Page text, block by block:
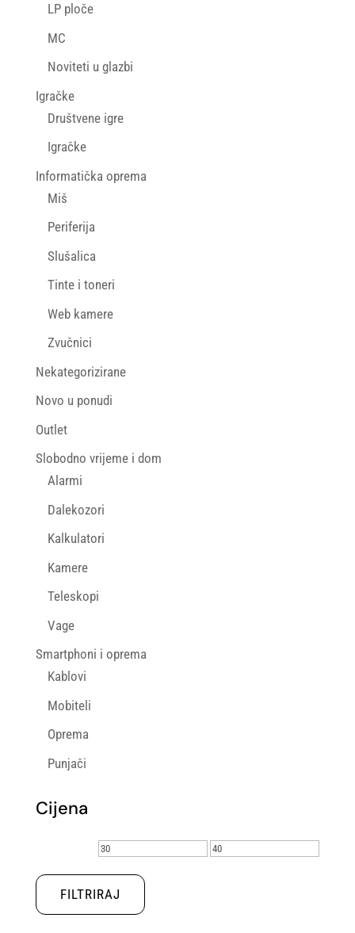
LP ploče
MC
Noviteti u glazbi
Igračke
Društvene igre
Igračke
Informatička oprema
Miš
Periferija
Slušalica
Tinte i toneri
Web kamere
Zvučnici
Nekategorizirane
Novo u ponudi
Outlet
Slobodno vrijeme i dom
Alarmi
Dalekozori
Kalkulatori
Kamere
Teleskopi
Vage
Smartphoni i oprema
Kablovi
Mobiteli
Oprema
Punjači
Cijena
Min
cijena
Maks
FILTRIRAJ